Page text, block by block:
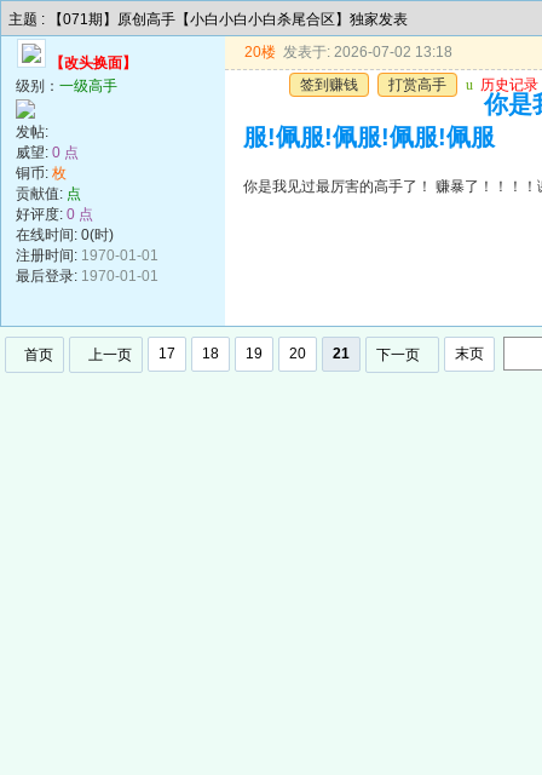
主题 : 【071期】原创高手【小白小白小白杀尾合区】独家发表
【改头换面】
级别： 一级高手
发帖:
威望: 0 点
铜币: 枚
贡献值: 点
好评度: 0 点
在线时间: 0(时)
注册时间: 1970-01-01
最后登录: 1970-01-01
20楼 发表于: 2026-07-02 13:18
签到赚钱
打赏高手 u 历史记录
你是
服!佩服!佩服!佩服!佩服
你是我见过最厉害的高手了！ 赚暴了！！！
首页 上一页 17 18 19 20 21 下一页 末页